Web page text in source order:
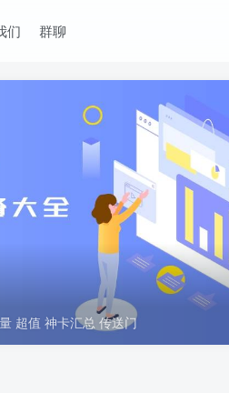
们 群聊
超值 神卡汇总 传送门